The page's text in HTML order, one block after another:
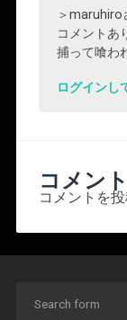
＞maruhiro
コメントあ
捕って喰わ
ログインし
コメン
コメントを